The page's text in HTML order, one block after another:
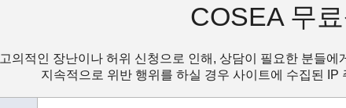
COSEA 무
고의적인 장난이나 허위 신청으로 인해, 상담이 필요한 분들
지속적으로 위반 행위를 하실 경우 사이트에 수집된